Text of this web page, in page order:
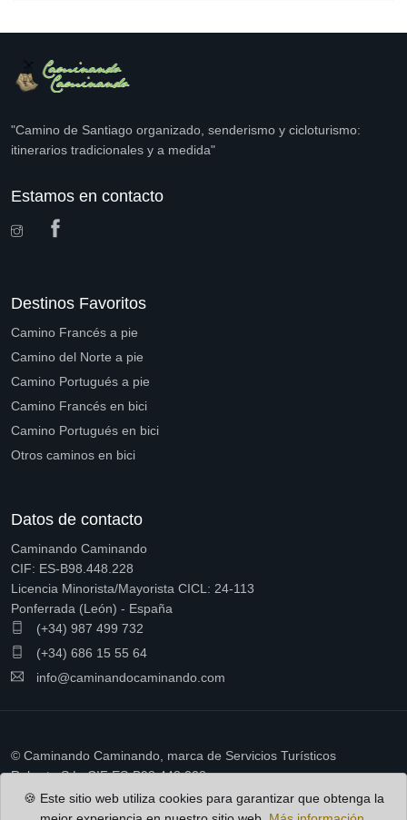
"Camino de Santiago organizado, senderismo y cicloturismo:
itinerarios tradicionales y a medida"
Estamos en contacto
Destinos Favoritos
Camino Francés a pie
Camino del Norte a pie
Camino Portugués a pie
Camino Francés en bici
Camino Portugués en bici
Otros caminos en bici
Datos de contacto
Caminando Caminando
CIF: ES-B98.448.228
Licencia Minorista/Mayorista CICL: 24-113
Ponferrada (León) - España
(+34) 987 499 732
(+34) 686 15 55 64
info@caminandocaminando.com
© Caminando Caminando, marca de Servicios Turísticos
Ruberto S.L. CIF ES-B98.448.228
🍪 Este sitio web utiliza cookies para garantizar que obtenga la